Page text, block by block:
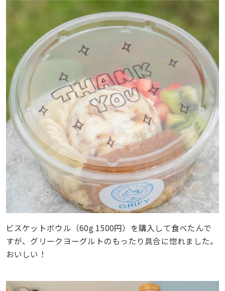
ビスケットボウル（60g 1500円）を購入して食べたんで
すが、グリークヨーグルトのもったり具合に惚れました。
おいしい！